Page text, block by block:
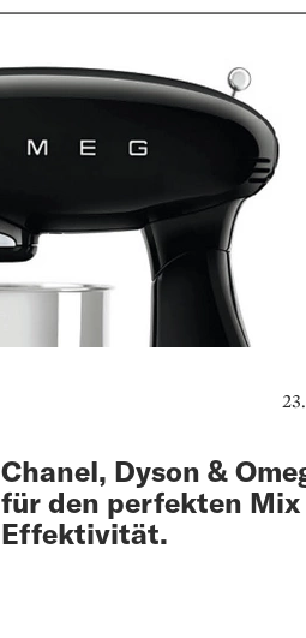
Chanel, Dyson &
für den perfekten
Effektivität.